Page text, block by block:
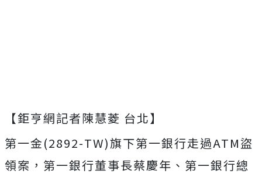
【鉅亨網記者陳慧菱 台北】
第一金(2892-TW)旗下第一銀行走過ATM盜
領案，第一銀行董事長蔡慶年、第一銀行總